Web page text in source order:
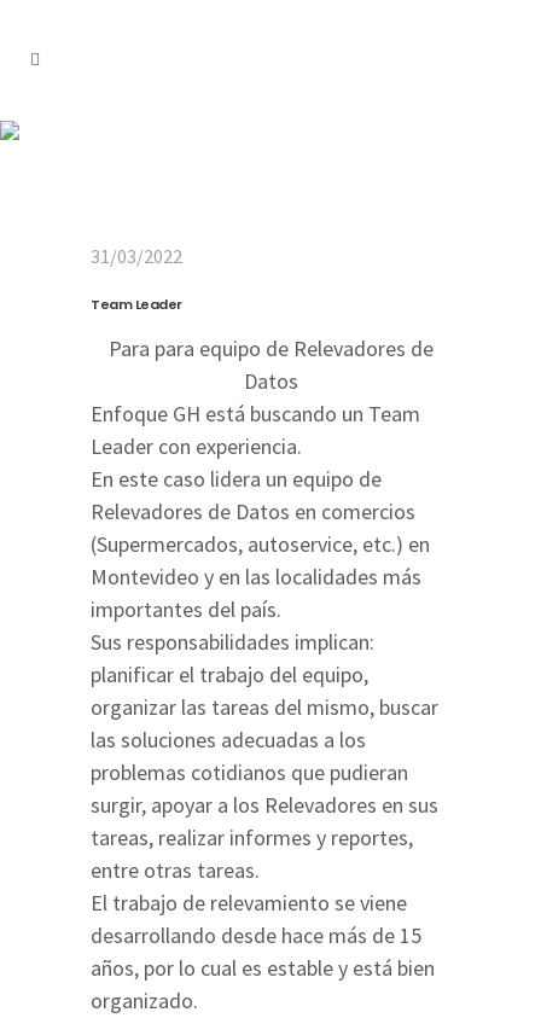
31/03/2022
Team Leader
Para para equipo de Relevadores de
Datos
Enfoque GH está buscando un Team
Leader con experiencia.
En este caso lidera un equipo de
Relevadores de Datos en comercios
(Supermercados, autoservice, etc.) en
Montevideo y en las localidades más
importantes del país.
Sus responsabilidades implican:
planificar el trabajo del equipo,
organizar las tareas del mismo, buscar
las soluciones adecuadas a los
problemas cotidianos que pudieran
surgir, apoyar a los Relevadores en sus
tareas, realizar informes y reportes,
entre otras tareas.
El trabajo de relevamiento se viene
desarrollando desde hace más de 15
años, por lo cual es estable y está bien
organizado.